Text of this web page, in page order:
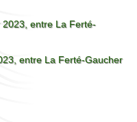
2023, entre La Ferté-
entre La Ferté-Gaucher